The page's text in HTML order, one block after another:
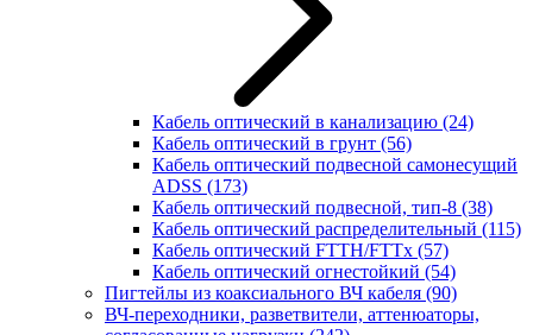
Кабель оптический в канализацию (24)
Кабель оптический в грунт (56)
Кабель оптический подвесной самонесущий
ADSS (173)
Кабель оптический подвесной, тип-8 (38)
Кабель оптический распределительный (115)
Кабель оптический FTTH/FTTx (57)
Кабель оптический огнестойкий (54)
Пигтейлы из коаксиального ВЧ кабеля (90)
ВЧ-переходники, разветвители, аттенюаторы,